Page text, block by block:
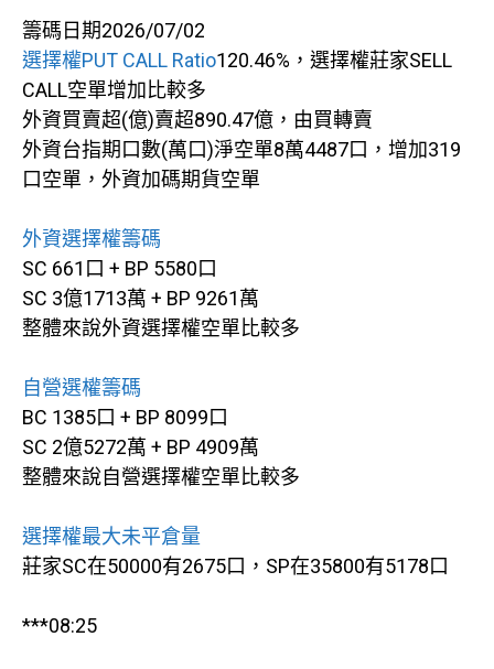
籌碼日期2026/07/02
選擇權PUT CALL Ratio120.46%，選擇權莊家SELL
CALL空單增加比較多
外資買賣超(億)賣超890.47億，由買轉賣
外資台指期口數(萬口)淨空單8萬4487口，增加319
口空單，外資加碼期貨空單
外資選擇權籌碼
SC 661口 + BP 5580口
SC 3億1713萬 + BP 9261萬
整體來說外資選擇權空單比較多
自營選權籌碼
BC 1385口 + BP 8099口
SC 2億5272萬 + BP 4909萬
整體來說自營選擇權空單比較多
選擇權最大未平倉量
莊家SC在50000有2675口，SP在35800有5178口
***08:25